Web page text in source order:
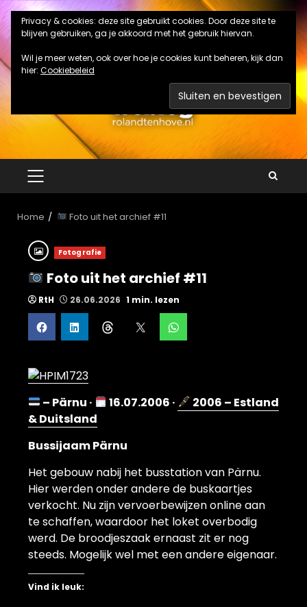
Ga
naar
de
inhoud
PRIMAIR
MENU
Home Foto uit het archief #11
Fotografie
Foto uit het archief #11
RtH 26.06.2026 1 min. lezen
– Pärnu · 16.07.2006 ·
2006 – Estland
& Duitsland
Bussijaam Pärnu
Het gebouw nabij het busstation van Pärnu.
Hier werden onder andere de buskaartjes
verkocht. Nu zijn vervoerbewijzen online aan
te schaffen, waardoor het loket overbodig
werd. De broodjeszaak ernaast zit er nog
steeds. Mogelijk wel met een andere eigenaar.
Vind ik leuk:
Privacy & cookies: deze site gebruikt cookies. Door deze site te
blijven gebruiken, ga je akkoord met het gebruik hiervan.
Wil je meer weten, ook over hoe je cookies kunt beheren, kijk dan
hier: Cookiebeleid